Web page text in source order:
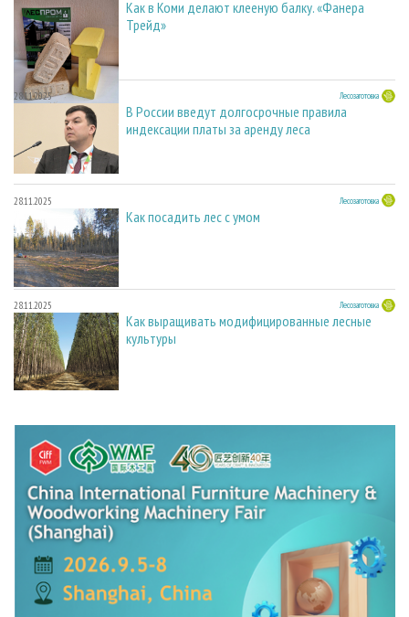
Как в Коми делают клееную балку. «Фанера
Трейд»
28.11.2025 Лесозаготовка
В России введут долгосрочные правила
индексации платы за аренду леса
28.11.2025 Лесозаготовка
Как посадить лес с умом
28.11.2025 Лесозаготовка
Как выращивать модифицированные лесные
культуры